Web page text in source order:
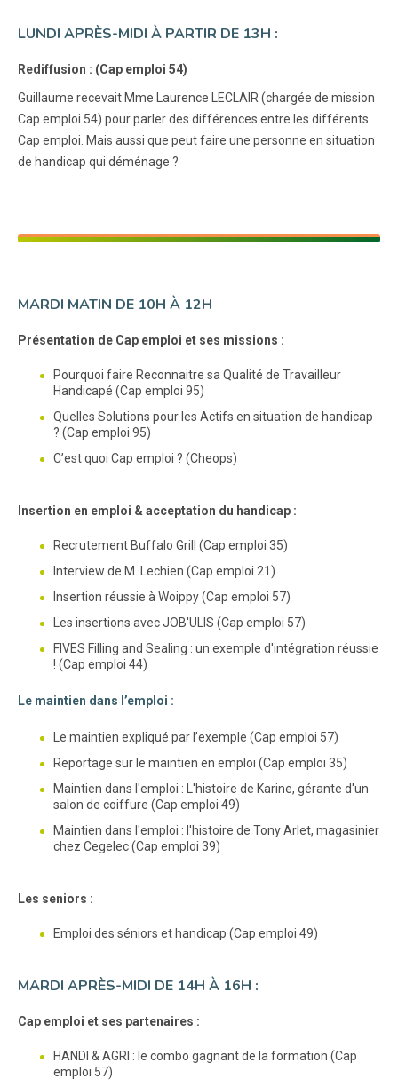
LUNDI APRÈS-MIDI À PARTIR DE 13H :
Rediffusion : (Cap emploi 54)
Guillaume recevait Mme Laurence LECLAIR (chargée de mission
Cap emploi 54) pour parler des différences entre les différents
Cap emploi. Mais aussi que peut faire une personne en situation
de handicap qui déménage ?
MARDI MATIN DE 10H À 12H
Présentation de Cap emploi et ses missions :
Pourquoi faire Reconnaitre sa Qualité de Travailleur
Handicapé (Cap emploi 95)
Quelles Solutions pour les Actifs en situation de handicap
? (Cap emploi 95)
C’est quoi Cap emploi ? (Cheops)
Insertion en emploi & acceptation du handicap :
Recrutement Buffalo Grill (Cap emploi 35)
Interview de M. Lechien (Cap emploi 21)
Insertion réussie à Woippy (Cap emploi 57)
Les insertions avec JOB'ULIS (Cap emploi 57)
FIVES Filling and Sealing : un exemple d'intégration réussie
! (Cap emploi 44)
Le maintien dans l’emploi :
Le maintien expliqué par l’exemple (Cap emploi 57)
Reportage sur le maintien en emploi (Cap emploi 35)
Maintien dans l'emploi : L'histoire de Karine, gérante d'un
salon de coiffure (Cap emploi 49)
Maintien dans l'emploi : l'histoire de Tony Arlet, magasinier
chez Cegelec (Cap emploi 39)
Les seniors :
Emploi des séniors et handicap (Cap emploi 49)
MARDI APRÈS-MIDI DE 14H À 16H :
Cap emploi et ses partenaires :
HANDI & AGRI : le combo gagnant de la formation (Cap
emploi 57)